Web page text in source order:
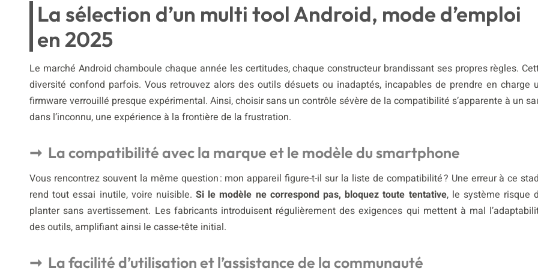
La sélection d’un multi tool Android, mode d’emploi
en 2025
Le marché Android chamboule chaque année les certitudes, chaque constructeur brandissant ses propres règles.
diversité confond parfois. Vous retrouvez alors des outils désuets ou inadaptés, incapables de prendre en charge
firmware verrouillé presque expérimental. Ainsi, choisir sans un contrôle sévère de la compatibilité s’apparente à un
dans l’inconnu, une expérience à la frontière de la frustration.
La compatibilité avec la marque et le modèle du smartphone
Vous rencontrez souvent la même question : mon appareil figure-t-il sur la liste de compatibilité ? Une erreur à ce
rend tout essai inutile, voire nuisible.Si le modèle ne correspond pas, bloquez toute tentative, le système risque
planter sans avertissement. Les fabricants introduisent régulièrement des exigences qui mettent à mal
des outils, amplifiant ainsi le casse-tête initial.
La facilité d’utilisation et l’assistance de la communauté